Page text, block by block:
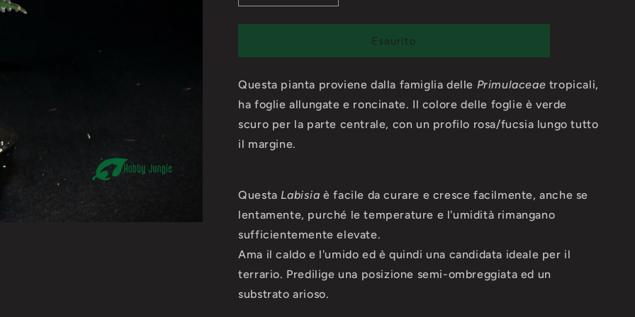
quantità
per
sp.
quantità
per
sp.
Esaurito
Questa pianta proviene dalla famiglia delle Primulaceae tropicali,
ha foglie allungate e roncinate. Il colore delle foglie è verde
scuro per la parte centrale, con un profilo rosa/fucsia lungo tutto
il margine.
QuestaLabisia è facile da curare e cresce facilmente, anche se
lentamente, purché le temperature e l'umidità rimangano
sufficientemente elevate.
Ama il caldo e l'umido ed è quindi una candidata ideale per il
terrario. Predilige una posizione semi-ombreggiata ed un
substrato arioso.